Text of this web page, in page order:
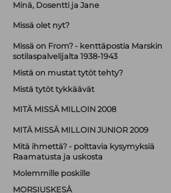
Minä, Dosentti ja Jane
Missä olet nyt?
Missä on From? - kenttäpostia Marskin
sotilaspalvelijalta 1938-1943
Mistä on mustat tytöt tehty?
Mistä tytöt tykkäävät
MITÄ MISSÄ MILLOIN 2008
MITÄ MISSÄ MILLOIN JUNIOR 2009
Mitä ihmettä? - polttavia kysymyksiä
Raamatusta ja uskosta
Molemmille poskille
MORSIUSKESÄ